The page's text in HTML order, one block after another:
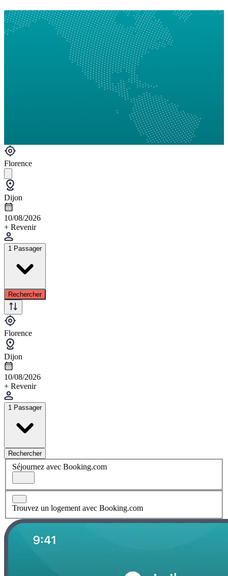
Florence
Dijon
10/08/2026
+ Revenir
1 Passager
Rechercher
Florence
Dijon
10/08/2026
+ Revenir
1 Passager
Rechercher
Séjournez avec Booking.com
Trouvez un logement avec Booking.com